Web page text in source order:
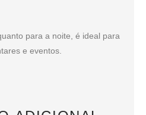
para a noite, é ideal para
e eventos.